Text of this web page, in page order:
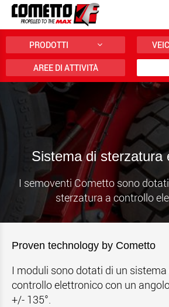
PRODOTTI
AREE DI ATTIVITÀ
Sistema di sterzatura
I semoventi Cometto sono
sterzatura a controllo
Proven technology by Cometto
I moduli sono dotati di un
controllo elettronico con un
+/- 135°.